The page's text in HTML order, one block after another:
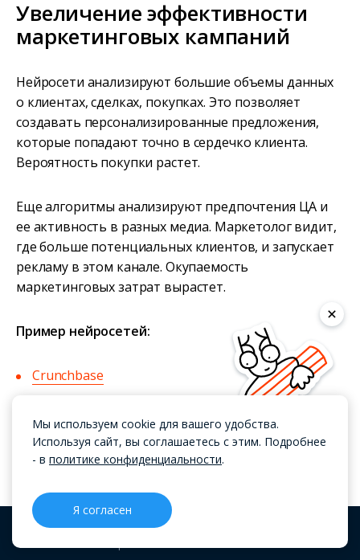
Увеличение эффективности
маркетинговых кампаний
Нейросети анализируют большие объемы данных
о клиентах, сделках, покупках. Это позволяет
создавать персонализированные предложения,
которые попадают точно в сердечко клиента.
Вероятность покупки растет.
Еще алгоритмы анализируют предпочтения ЦА и
ее активность в разных медиа. Маркетолог видит,
где больше потенциальных клиентов, и запускает
рекламу в этом канале. Окупаемость
маркетинговых затрат вырастет.
Пример нейросетей:
Сrunchbase
Что такое CRM-маркетинг
Подытожим
Нейронные сети используют не только ради
Мы используем cookie для вашего удобства.
Используя сайт, вы соглашаетесь с этим. Подробнее
- в политике конфиденциальности.
Я согласен